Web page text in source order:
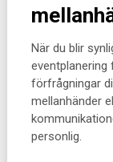
När du blir
förfrågningar
mellanhänder
personlig.